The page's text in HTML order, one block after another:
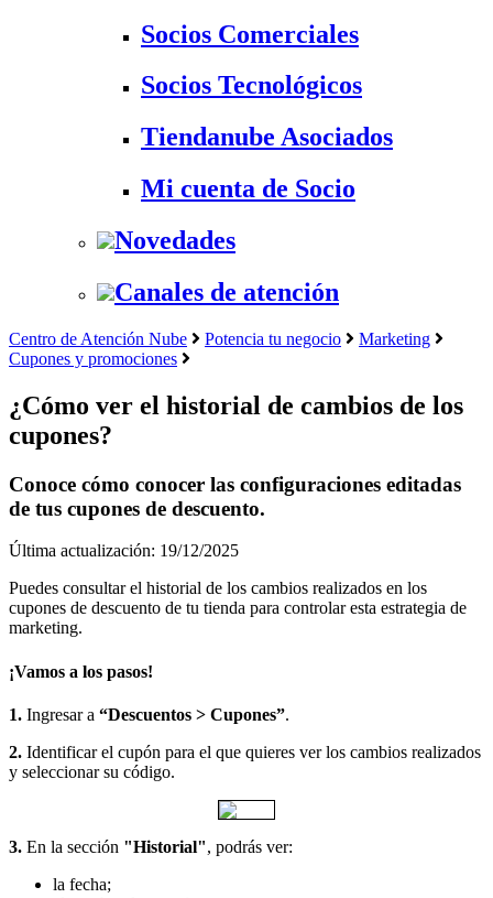
Socios Comerciales
Socios Tecnológicos
Tiendanube Asociados
Mi cuenta de Socio
Novedades
Canales de atención
Centro de Atención Nube Potencia tu negocio
Marketing
Cupones y promociones
¿Cómo ver el historial de cambios de los
cupones?
Conoce cómo conocer las configuraciones editadas
de tus cupones de descuento.
Última actualización: 19/12/2025
Puedes consultar el historial de los cambios realizados en los
cupones de descuento de tu tienda para controlar esta estrategia de
marketing.
¡Vamos a los pasos!
1. Ingresar a “Descuentos > Cupones”.
2. Identificar el cupón para el que quieres ver los cambios realizados
y seleccionar su código.
3. En la sección "Historial", podrás ver:
la fecha;